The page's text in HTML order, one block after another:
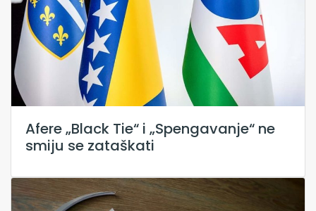
Afere „Black Tie“ i „Spengavanje“ ne
smiju se zataškati